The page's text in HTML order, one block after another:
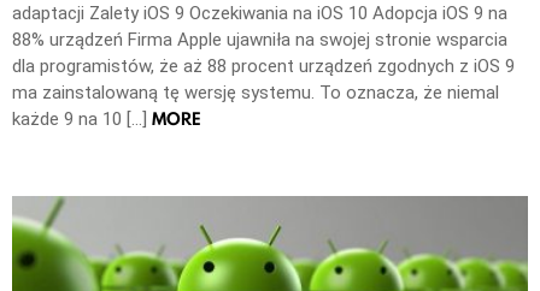
adaptacji Zalety iOS 9 Oczekiwania na iOS 10 Adopcja iOS 9 na
88% urządzeń Firma Apple ujawniła na swojej stronie wsparcia
dla programistów, że aż 88 procent urządzeń zgodnych z iOS 9
ma zainstalowaną tę wersję systemu. To oznacza, że niemal
każde 9 na 10 […] MORE